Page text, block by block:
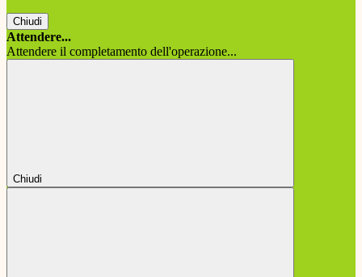
Chiudi
Attendere...
Attendere il completamento dell'operazione...
Chiudi